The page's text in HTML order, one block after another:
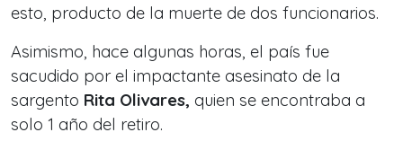
esto, producto de la muerte de dos funcionarios.
Asimismo, hace algunas horas, el país fue
sacudido por el impactante asesinato de la
sargento Rita Olivares, quien se encontraba a
solo 1 año del retiro.